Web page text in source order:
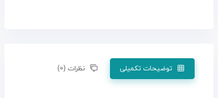
توضیحات تکمیلی نظرات (0)